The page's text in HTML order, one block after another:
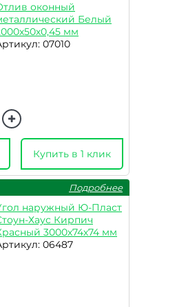
оконный
Белый
мм
07010
Купить в 1 клик
Подробнее
наружный Ю-Пласт
Хаус Кирпич
3000х74х74 мм
06487